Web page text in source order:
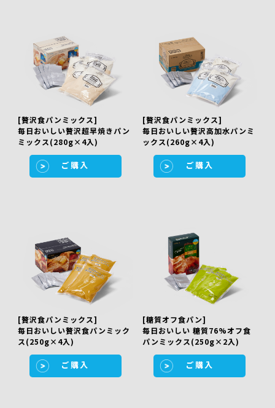
[贅沢食パンミックス]
毎日おいしい贅沢超早焼きパン
ミックス(280g×4入)
ご購入
[贅沢食パンミックス]
毎日おいしい贅沢高加水パンミ
ックス(260g×4入)
ご購入
[贅沢食パンミックス]
毎日おいしい贅沢食パンミック
ス(250g×4入)
ご購入
[糖質オフ食パン]
毎日おいしい 糖質76%オフ食
パンミックス(250g×2入)
ご購入